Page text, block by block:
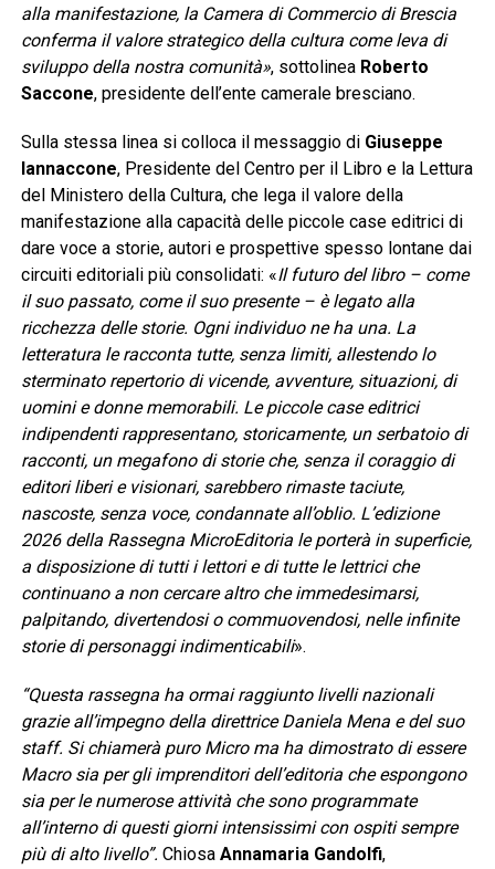
alla manifestazione, la Camera di Commercio di Brescia
conferma il valore strategico della cultura come leva di
sviluppo della nostra comunità», sottolinea Roberto
Saccone, presidente dell’ente camerale bresciano.
Sulla stessa linea si colloca il messaggio di Giuseppe
Iannaccone, Presidente del Centro per il Libro e la Lettura
del Ministero della Cultura, che lega il valore della
manifestazione alla capacità delle piccole case editrici di
dare voce a storie, autori e prospettive spesso lontane dai
circuiti editoriali più consolidati: «Il futuro del libro – come
il suo passato, come il suo presente – è legato alla
ricchezza delle storie. Ogni individuo ne ha una. La
letteratura le racconta tutte, senza limiti, allestendo lo
sterminato repertorio di vicende, avventure, situazioni, di
uomini e donne memorabili. Le piccole case editrici
indipendenti rappresentano, storicamente, un serbatoio di
racconti, un megafono di storie che, senza il coraggio di
editori liberi e visionari, sarebbero rimaste taciute,
nascoste, senza voce, condannate all’oblio. L’edizione
2026 della Rassegna MicroEditoria le porterà in superficie,
a disposizione di tutti i lettori e di tutte le lettrici che
continuano a non cercare altro che immedesimarsi,
palpitando, divertendosi o commuovendosi, nelle infinite
storie di personaggi indimenticabili».
“Questa rassegna ha ormai raggiunto livelli nazionali
grazie all’impegno della direttrice Daniela Mena e del suo
staff. Si chiamerà puro Micro ma ha dimostrato di essere
Macro sia per gli imprenditori dell’editoria che espongono
sia per le numerose attività che sono programmate
all’interno di questi giorni intensissimi con ospiti sempre
più di alto livello”. Chiosa Annamaria Gandolfi,